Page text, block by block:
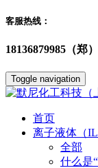
客服热线：
18136879985（郑
Toggle navigation
首页
离子液体（
全部
什么是